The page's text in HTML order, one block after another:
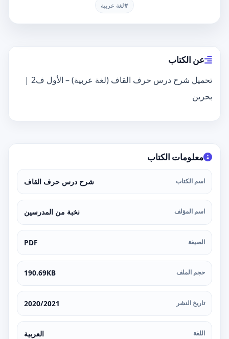
#لغة عربية
عن الكتاب
تحميل شرح درس حرف القاف (لغة عربية) – الأول ف2 |
بحرين
معلومات الكتاب
اسم الكتاب شرح درس حرف القاف
اسم المؤلف نخبة من المدرسين
الصيغة PDF
حجم الملف 190.69KB
تاريخ النشر 2020/2021
اللغة العربية